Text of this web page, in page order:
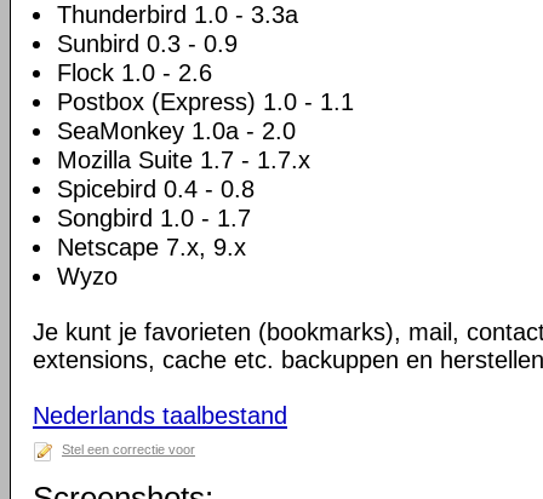
Thunderbird 1.0 - 3.3a
Sunbird 0.3 - 0.9
Flock 1.0 - 2.6
Postbox (Express) 1.0 - 1.1
SeaMonkey 1.0a - 2.0
Mozilla Suite 1.7 - 1.7.x
Spicebird 0.4 - 0.8
Songbird 1.0 - 1.7
Netscape 7.x, 9.x
Wyzo
Je kunt je favorieten (bookmarks), mail,
extensions, cache etc. backuppen en
Nederlands taalbestand
Stel een correctie voor